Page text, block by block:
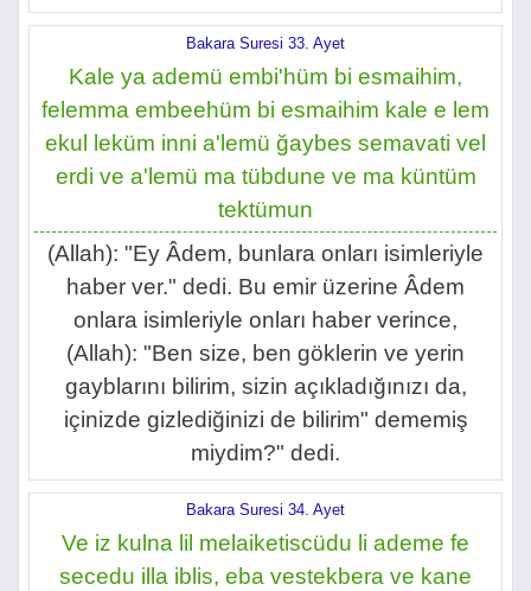
Bakara Suresi 33. Ayet
Kale ya ademü embi'hüm bi esmaihim,
felemma embeehüm bi esmaihim kale e lem
ekul leküm inni a'lemü ğaybes semavati vel
erdi ve a'lemü ma tübdune ve ma küntüm
tektümun
(Allah): "Ey Âdem, bunlara onları isimleriyle
haber ver." dedi. Bu emir üzerine Âdem
onlara isimleriyle onları haber verince,
(Allah): "Ben size, ben göklerin ve yerin
gayblarını bilirim, sizin açıkladığınızı da,
içinizde gizlediğinizi de bilirim" dememiş
miydim?" dedi.
Bakara Suresi 34. Ayet
Ve iz kulna lil melaiketiscüdu li ademe fe
secedu illa iblis, eba vestekbera ve kane